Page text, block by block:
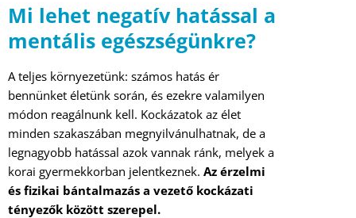
Mi lehet negatív hatással a
mentális egészségünkre?
A teljes környezetünk: számos hatás ér
bennünket életünk során, és ezekre valamilyen
módon reagálnunk kell. Kockázatok az élet
minden szakaszában megnyilvánulhatnak, de a
legnagyobb hatással azok vannak ránk, melyek a
korai gyermekkorban jelentkeznek. Az érzelmi
és fizikai bántalmazás a vezető kockázati
tényezők között szerepel.